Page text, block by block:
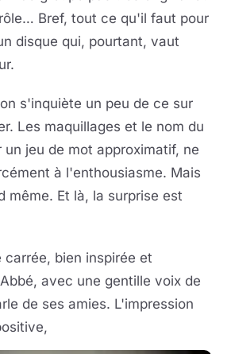
Bref, tout ce qu'il faut pour
disque qui, pourtant, vaut
s'inquiète un peu de ce sur
Les maquillages et le nom du
un jeu de mot approximatif, ne
à l'enthousiasme. Mais
même. Et là, la surprise est
carrée, bien inspirée et
avec une gentille voix de
de ses amies. L'impression